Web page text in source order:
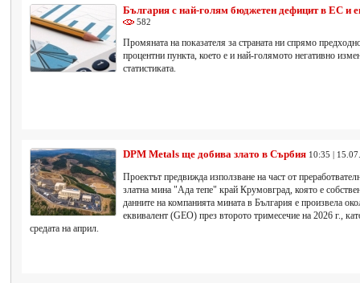
България с най-голям бюджетен дефицит в ЕС и
582
Промяната на показателя за страната ни спрямо
процентни пункта, което е и най-голямото негативно
статистиката.
DPM Metals ще добива злато в Сърбия 10:35 |
Проектът предвижда използване на част от
златна мина "Ада тепе" край Крумовград, която е
данните на компанията мината в България е произвела
еквивалент (GEO) през второто тримесечие на 2026 г.,
средата на април.